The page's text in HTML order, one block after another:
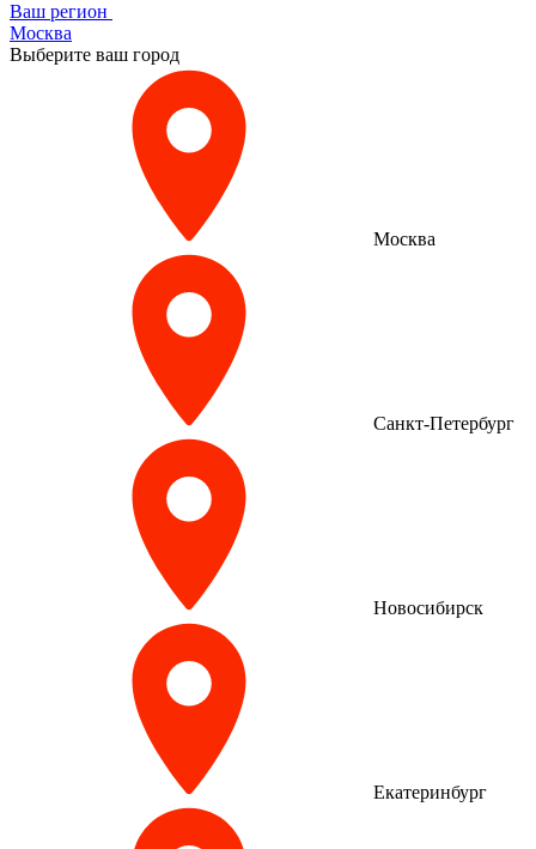
Ваш регион
Москва
Выберите ваш город
Москва
Санкт-Петербург
Новосибирск
Екатеринбург